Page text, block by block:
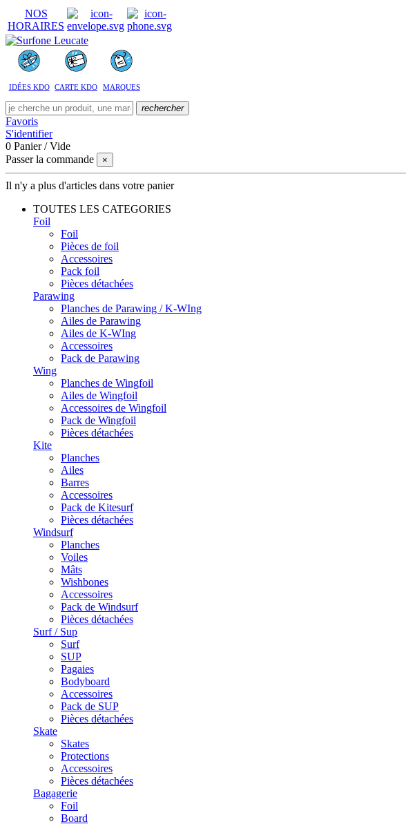
NOS
HORAIRES
IDÉES KDO CARTE KDO MARQUES
rechercher
Favoris
S'identifier
0 Panier /Vide
Passer la commande
×
Il n'y a plus d'articles dans votre panier
TOUTES LES CATEGORIES
Foil
Foil
Pièces de foil
Accessoires
Pack foil
Pièces détachées
Parawing
Planches de Parawing / K-WIng
Ailes de Parawing
Ailes de K-WIng
Accessoires
Pack de Parawing
Wing
Planches de Wingfoil
Ailes de Wingfoil
Accessoires de Wingfoil
Pack de Wingfoil
Pièces détachées
Kite
Planches
Ailes
Barres
Accessoires
Pack de Kitesurf
Pièces détachées
Windsurf
Planches
Voiles
Mâts
Wishbones
Accessoires
Pack de Windsurf
Pièces détachées
Surf / Sup
Surf
SUP
Pagaies
Bodyboard
Accessoires
Pack de SUP
Pièces détachées
Skate
Skates
Protections
Accessoires
Pièces détachées
Bagagerie
Foil
Board